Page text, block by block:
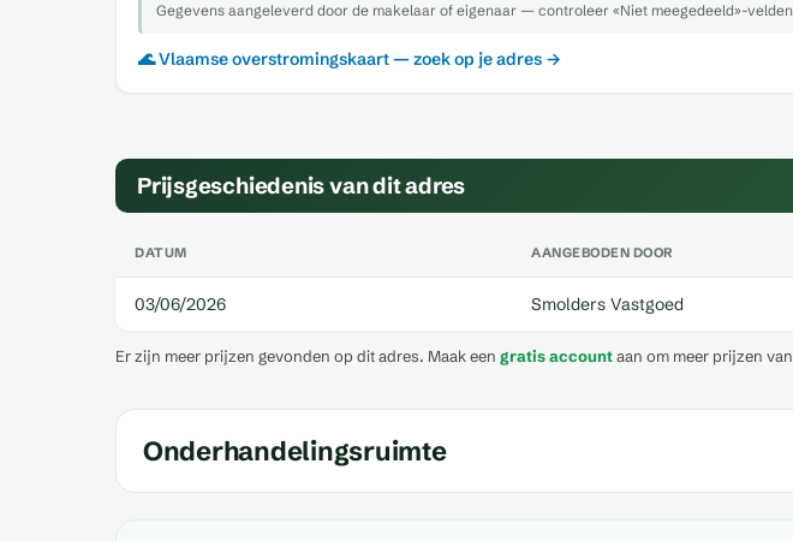
Gegevens aangeleverd door de makelaar of eigenaar — controleer «Niet meegedeeld»-
🌊 Vlaamse overstromingskaart — zoek op je adres →
Prijsgeschiedenis van dit adres
DATUM AANGEBODEN DOOR
03/06/2026 Smolders Vastgoed
Er zijn meer prijzen gevonden op dit adres. Maak een gratis accountaan om meer prijzen
Onderhandelingsruimte